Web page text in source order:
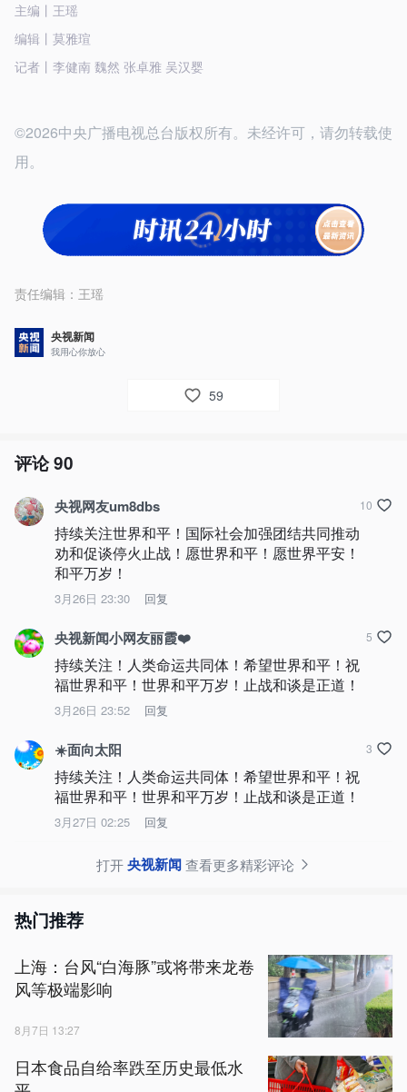
主编丨王瑶
编辑丨莫雅瑄
记者丨李健南 魏然 张卓雅 吴汉婴
©2026中央广播电视总台版权所有。未经许可，请勿转载使
用。
责任编辑： 王瑶
央视新闻
我用心你放心
59
评论90
央视网友um8dbs
持续关注世界和平！国际社会加强团结共同推动
劝和促谈停火止战！愿世界和平！愿世界平安！
和平万岁！
3月26日 23:30 回复
10
央视新闻小网友丽霞❤️
持续关注！人类命运共同体！希望世界和平！祝
福世界和平！世界和平万岁！止战和谈是正道！
3月26日 23:52 回复
5
☀️面向太阳
持续关注！人类命运共同体！希望世界和平！祝
福世界和平！世界和平万岁！止战和谈是正道！
3月27日 02:25 回复
3
打开央视新闻查看更多精彩评论
热门推荐
上海：台风“白海豚”或将带来龙卷
风等极端影响
8月7日 13:27
日本食品自给率跌至历史最低水